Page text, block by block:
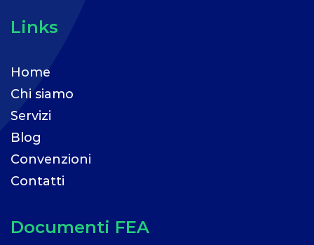
Links
Home
Chi siamo
Servizi
Blog
Convenzioni
Contatti
Documenti FEA